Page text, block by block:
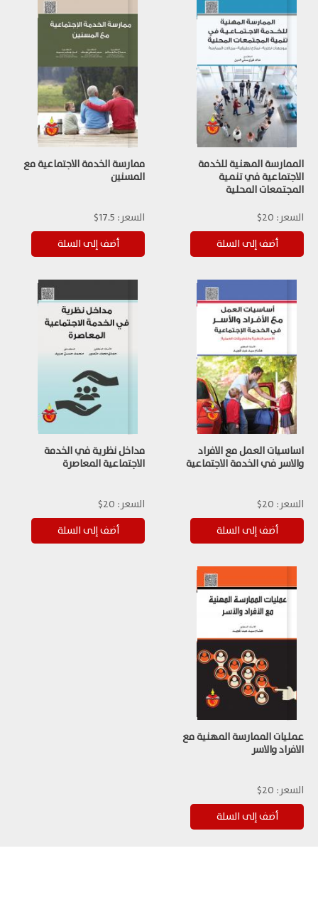
الممارسة المهنية للخدمة
الاجتماعية في تنمية
المجتمعات المحلية
السعر: 20$
ممارسة الخدمة الاجتماعية مع
المسنين
السعر: 17.5$
اساسيات العمل مع الافراد
والاسر في الخدمة الاجتماعية
السعر: 20$
مداخل نظرية في الخدمة
الاجتماعية المعاصرة
السعر: 20$
عمليات الممارسة المهنية مع
الافراد والاسر
السعر: 20$